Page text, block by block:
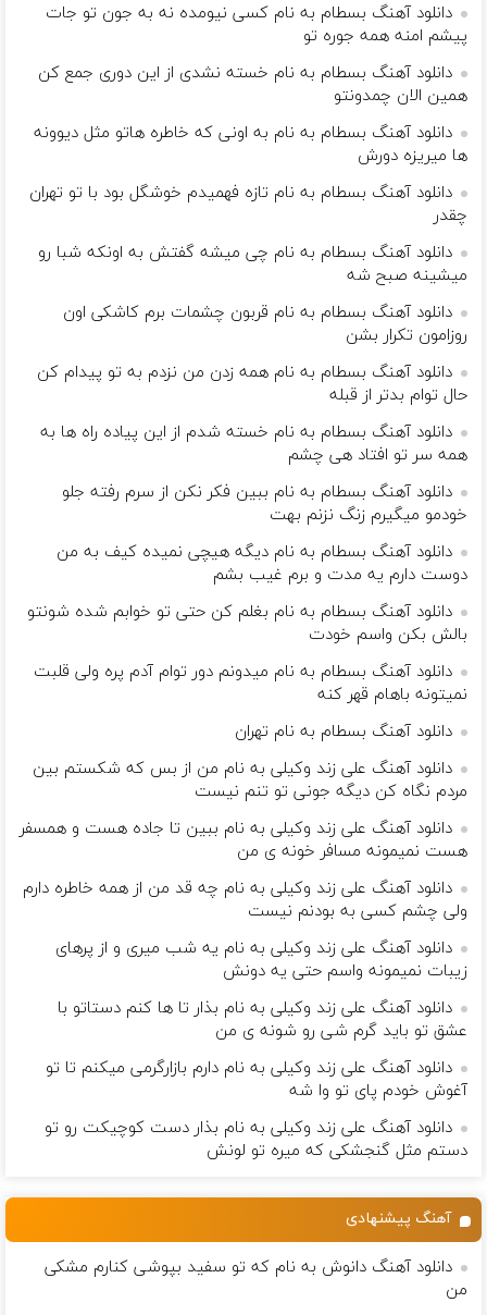
دانلود آهنگ بسطام به نام کسی نیومده نه به جون تو جات
پیشم امنه همه جوره تو
دانلود آهنگ بسطام به نام خسته نشدی از این دوری جمع کن
همین الان چمدونتو
دانلود آهنگ بسطام به نام به اونی که خاطره هاتو مثل دیوونه
ها میریزه دورش
دانلود آهنگ بسطام به نام تازه فهمیدم خوشگل بود با تو تهران
چقدر
دانلود آهنگ بسطام به نام چی میشه گفتش به اونکه شبا رو
میشینه صبح شه
دانلود آهنگ بسطام به نام قربون چشمات برم کاشکی اون
روزامون تکرار بشن
دانلود آهنگ بسطام به نام همه زدن من نزدم به تو پیدام کن
حال توام بدتر از قبله
دانلود آهنگ بسطام به نام خسته شدم از این پیاده راه ها به
همه سر تو افتاد هی چشم
دانلود آهنگ بسطام به نام ببین فکر نکن از سرم رفته جلو
خودمو میگیرم زنگ نزنم بهت
دانلود آهنگ بسطام به نام دیگه هیچی نمیده کیف به من
دوست دارم یه مدت و برم غیب بشم
دانلود آهنگ بسطام به نام بغلم کن حتی تو خوابم شده شونتو
بالش بکن واسم خودت
دانلود آهنگ بسطام به نام میدونم دور توام آدم پره ولی قلبت
نمیتونه باهام قهر کنه
دانلود آهنگ بسطام به نام تهران
دانلود آهنگ علی زند وکیلی به نام من از بس كه شكستم بین
مردم نگاه كن دیگه جونى تو تنم نیست
دانلود آهنگ علی زند وکیلی به نام ببین تا جاده هست و همسفر
هست نمیمونه مسافر خونه ی من
دانلود آهنگ علی زند وکیلی به نام چه قد من از همه خاطره دارم
ولی چشم كسی به بودنم نیست
دانلود آهنگ علی زند وکیلی به نام یه شب میرى و از پرهای
زيبات نمیمونه واسم حتی یه دونش
دانلود آهنگ علی زند وکیلی به نام بذار تا ها كنم دستاتو با
عشق تو باید گرم شی رو شونه ى من
دانلود آهنگ علی زند وکیلی به نام دارم بازارگرمی میكنم تا تو
آغوش خودم پای تو وا شه
دانلود آهنگ علی زند وکیلی به نام بذار دست كوچیكت رو تو
دستم مثل گنجشكی كه میره تو لونش
آهنگ پیشنهادی
دانلود آهنگ دانوش به نام که تو سفید بپوشی کنارم مشکی
من